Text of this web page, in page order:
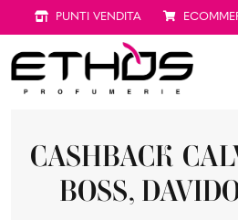
PUNTI VENDITA
CASHBACK
BOSS,